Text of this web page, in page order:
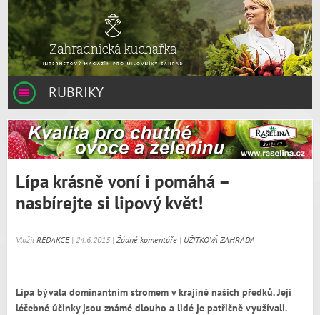
RUBRIKY
Lípa krásně voní i pomáhá –
nasbírejte si lipový květ!
Vložil REDAKCE| 24.6.2015 | Žádné komentáře| UŽITKOVÁ ZAHRADA
Lípa bývala dominantním stromem v krajině našich předků. Její
léčebné účinky jsou známé dlouho a lidé je patřičně využívali.